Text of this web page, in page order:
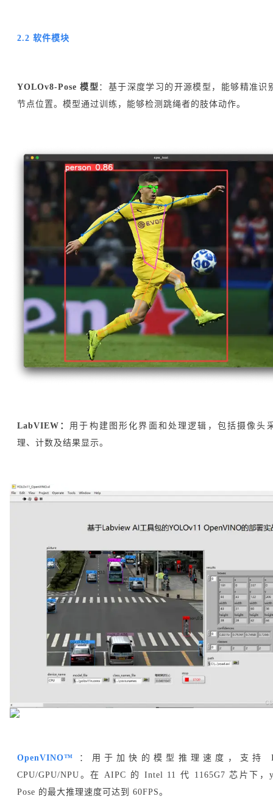
2.2 软件模块
YOLOv8-Pose 模型 ：基于深度学习的开源模型，能够精准识
节点位置。模型通过训练，能够检测跳绳者的肢体动作。
LabVIEW ： 用于构建图形化界面和处理逻辑，包括摄像头
理、计数及结果显示。
OpenVINO™
：用于加快的模型推理速度，支持
CPU/GPU/NPU。在 AIPC 的 Intel 11 代 1165G7 芯片下，
Pose 的最大推理速度可达到 60FPS。